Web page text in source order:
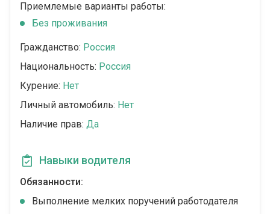
Приемлемые варианты работы:
Без проживания
Гражданство: Россия
Национальность: Россия
Курение: Нет
Личный автомобиль: Нет
Наличие прав: Да
Навыки водителя
Обязанности:
Выполнение мелких поручений работодателя